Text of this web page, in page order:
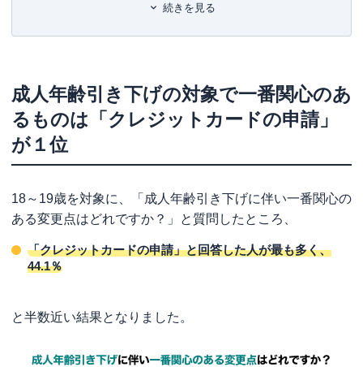
はクレジットカードを作る際は「親に相談する」と
専門家からのワンポイントアドバイス
続きを見る
成人年齢引き下げの対象で一番関心のあ
るものは「クレジットカードの申請」
が１位
18～19歳を対象に、「成人年齢引き下げに伴い一番関心の
ある変更点はどれですか？」と質問したところ、
「クレジットカードの申請」と回答した人が最も多く、
44.1％
と半数近い結果となりました。